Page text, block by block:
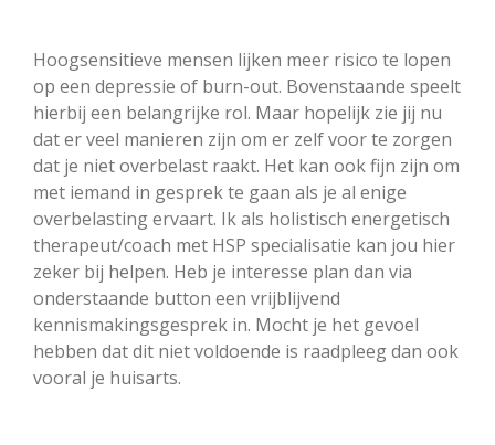
Hoogsensitieve mensen lijken meer risico te lopen
op een depressie of burn-out. Bovenstaande speelt
hierbij een belangrijke rol. Maar hopelijk zie jij nu
dat er veel manieren zijn om er zelf voor te zorgen
dat je niet overbelast raakt. Het kan ook fijn zijn om
met iemand in gesprek te gaan als je al enige
overbelasting ervaart. Ik als holistisch energetisch
therapeut/coach met HSP specialisatie kan jou hier
zeker bij helpen. Heb je interesse plan dan via
onderstaande button een vrijblijvend
kennismakingsgesprek in. Mocht je het gevoel
hebben dat dit niet voldoende is raadpleeg dan ook
vooral je huisarts.